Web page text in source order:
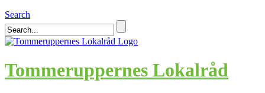
Search
Tommeruppernes Lokalråd